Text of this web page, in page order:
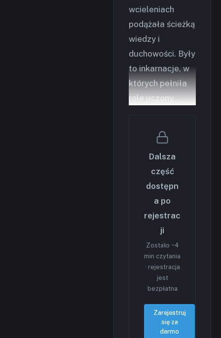
wcieleniach
podążała ścieżką
wiedzy i
duchowości. Były
to inkarnacje, w
których pełniła
role uczony…
Dalsza
część
dostępn
a po
rejestrac
ji
Zostało ~4
min czytania
· rejestracja
jest
bezpłatna
Zarejestruj
się za
darmo